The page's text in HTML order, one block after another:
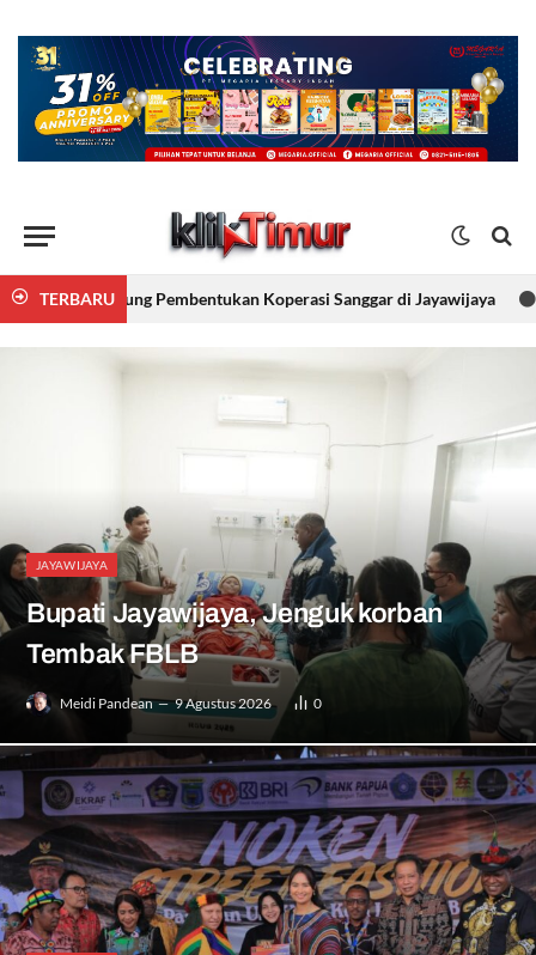
TERBARUKoperasi Sanggar di Jayawijaya Wamenpar:
JAYAWIJAYA
Bupati Jayawijaya, Jenguk korban
Tembak FBLB
Meidi Pandean 9 Agustus 2026 0